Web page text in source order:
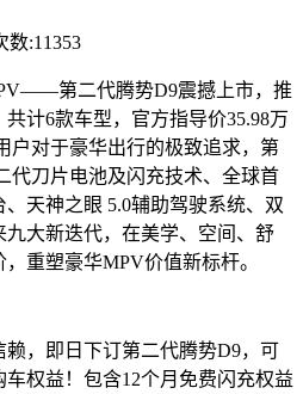
数:11353
第二代腾势D9震撼上市，推
计6款车型，官方指导价35.98万
户对于豪华出行的极致追求，第
代刀片电池及闪充技术、全球首
天神之眼 5.0辅助驾驶系统、双
大新迭代，在美学、空间、舒
重塑豪华MPV价值新标杆。
，即日下订第二代腾势D9，可
权益！包含12个月免费闪充权益